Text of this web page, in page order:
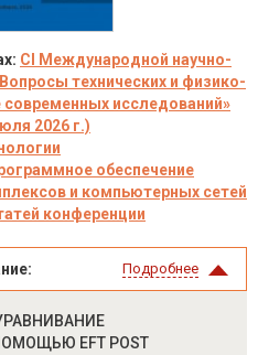
CI Международной научно-
технических и физико-
современных исследований»
2026 г.)
обеспечение
и компьютерных сетей
конференции
Подробнее
EFT POST